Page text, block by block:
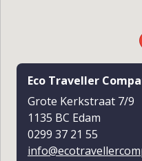
Garantieregistratie
Contact
Heeft u
Eco Traveller
Grote Kerkstraat 7/9
1135 BC Edam
0299 37 21 55